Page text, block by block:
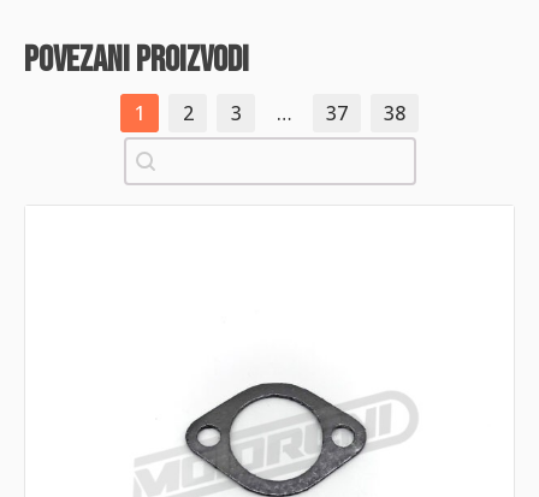
povezani proizvodi
1 2 3 … 37
38
Pretraži